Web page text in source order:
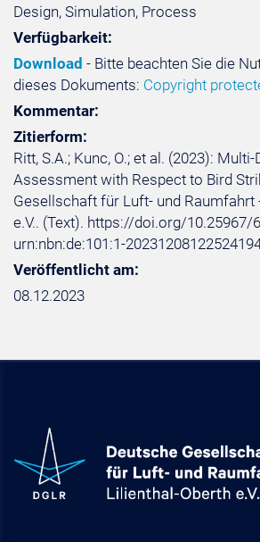
Design, Simulation, Process
Verfügbarkeit:
Download - Bitte beachten Sie die
dieses Dokuments: Copyright
Kommentar:
Zitierform:
Ritt, S.A.; Kunc, O.; et al. (2023):
Assessment with Respect to Bird
Gesellschaft für Luft- und Raumfahrt
e.V.. (Text). https://doi.org/10.25967/
urn:nbn:de:101:1-
Veröffentlicht am:
08.12.2023